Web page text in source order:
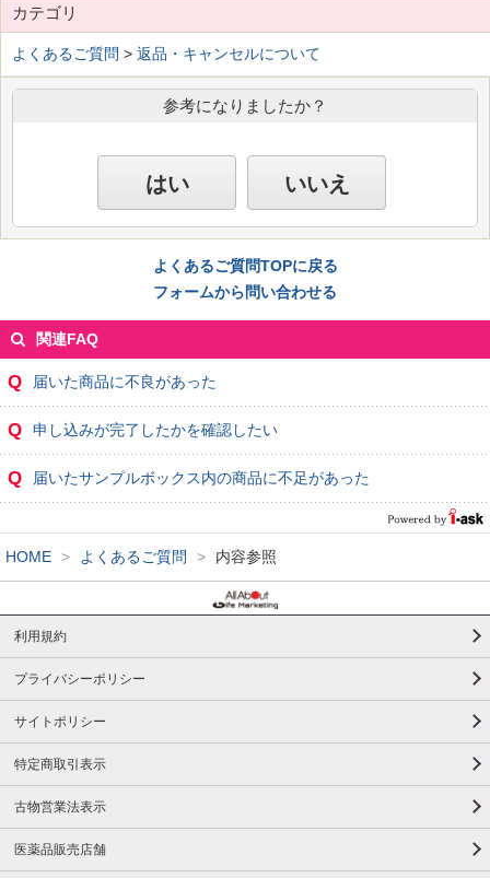
カテゴリ
よくあるご質問 > 返品・キャンセルについて
参考になりましたか？
はい いいえ
よくあるご質問TOPに戻る
フォームから問い合わせる
関連FAQ
Q 届いた商品に不良があった
Q 申し込みが完了したかを確認したい
Q 届いたサンプルボックス内の商品に不足があった
HOME > よくあるご質問 > 内容参照
利用規約
プライバシーポリシー
サイトポリシー
特定商取引表示
古物営業法表示
医薬品販売店舗